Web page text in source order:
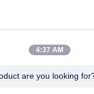
4:37 AM
are you looking